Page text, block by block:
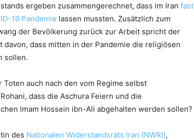
ergeben zusammengerechnet, dass im Iran fast
19 Pandemie lassen mussten. Zusätzlich zum
der Bevölkerung zurück zur Arbeit spricht der
davon, dass mitten in der Pandemie die religiösen
sollen.
auch nach den vom Regime selbst
dass die Aschura Feiern und die
Imam Hossein ibn-Ali abgehalten werden sollen?
des Nationalen Widerstandsrats Iran (NWRI),